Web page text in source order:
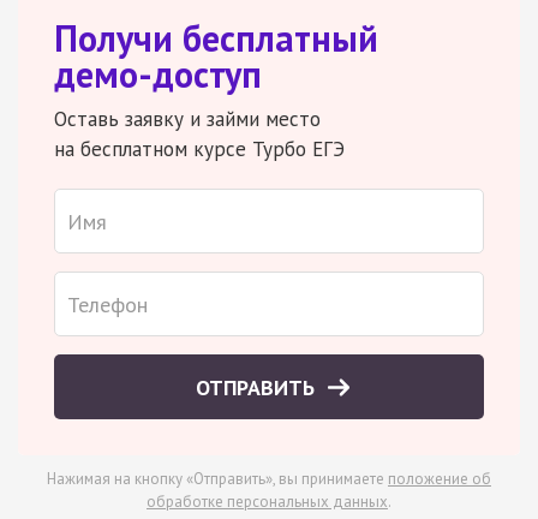
Получи бесплатный
демо-доступ
Оставь заявку и займи место
на бесплатном курсе Турбо ЕГЭ
ОТПРАВИТЬ
Нажимая на кнопку «Отправить», вы принимаете положение об
обработке персональных данных.